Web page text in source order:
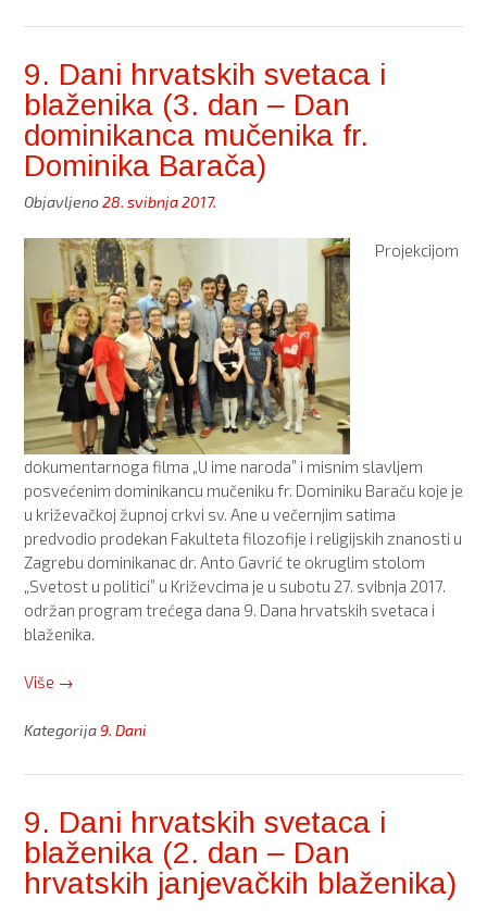
i
(4.
dan
Dan
sluge
Božjeg
Kuharića)”
9. Dani hrvatskih svetaca i
blaženika (3. dan ‒ Dan
dominikanca mučenika fr.
Dominika Barača)
Objavljeno28. svibnja 2017.
Projekcijom
dokumentarnoga filma „U ime naroda” i misnim slavljem
posvećenim dominikancu mučeniku fr. Dominiku Baraču koje je
u križevačkoj župnoj crkvi sv. Ane u večernjim satima
predvodio prodekan Fakulteta filozofije i religijskih znanosti u
Zagrebu dominikanac dr. Anto Gavrić te okruglim stolom
„Svetost u politici” u Križevcima je u subotu 27. svibnja 2017.
održan program trećega dana 9. Dana hrvatskih svetaca i
blaženika.
Više “9.
hrvatskih
i
(3.
dan
Dan
→
Kategorija 9. Dani
9. Dani hrvatskih svetaca i
blaženika (2. dan ‒ Dan
hrvatskih janjevačkih blaženika)